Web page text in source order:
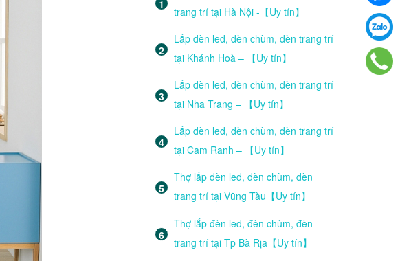
trang trí tại Hà Nội -【Uy tín】
Lắp đèn led, đèn chùm, đèn trang trí
tại Khánh Hoà – 【Uy tín】
Lắp đèn led, đèn chùm, đèn trang trí
tại Nha Trang – 【Uy tín】
Lắp đèn led, đèn chùm, đèn trang trí
tại Cam Ranh – 【Uy tín】
Thợ lắp đèn led, đèn chùm, đèn
trang trí tại Vũng Tàu【Uy tín】
Thợ lắp đèn led, đèn chùm, đèn
trang trí tại Tp Bà Rịa【Uy tín】